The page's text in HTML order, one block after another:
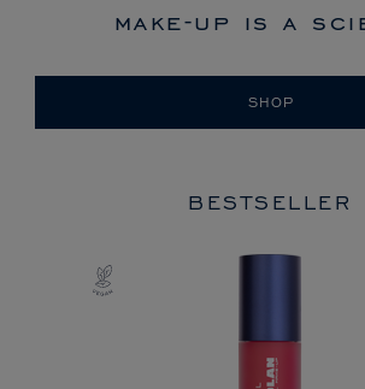
make-up is a
SHOP
BESTSELLER